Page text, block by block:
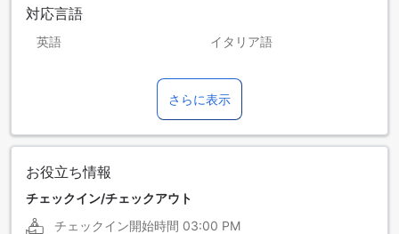
対応言語
英語 イタリア語
ポルトガル語
さらに表示
お役立ち情報
チェックイン/チェックアウト
チェックイン開始時間 03:00 PM